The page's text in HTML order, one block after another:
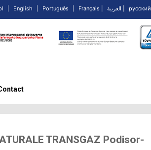
English Português Français العربية русский
TRANSGAZ Podisor-